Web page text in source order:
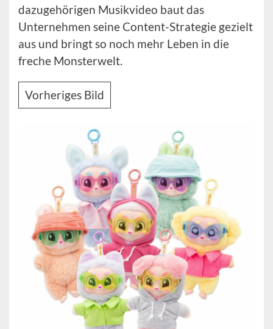
dazugehörigen Musikvideo baut das
Unternehmen seine Content-Strategie gezielt
aus und bringt so noch mehr Leben in die
freche Monsterwelt.
Vorheriges Bild